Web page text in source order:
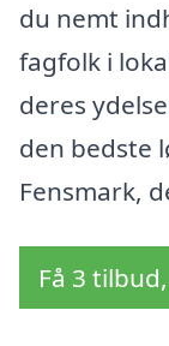
du nemt
fagfolk i
deres
den bedste
Fensmark,
Få 3